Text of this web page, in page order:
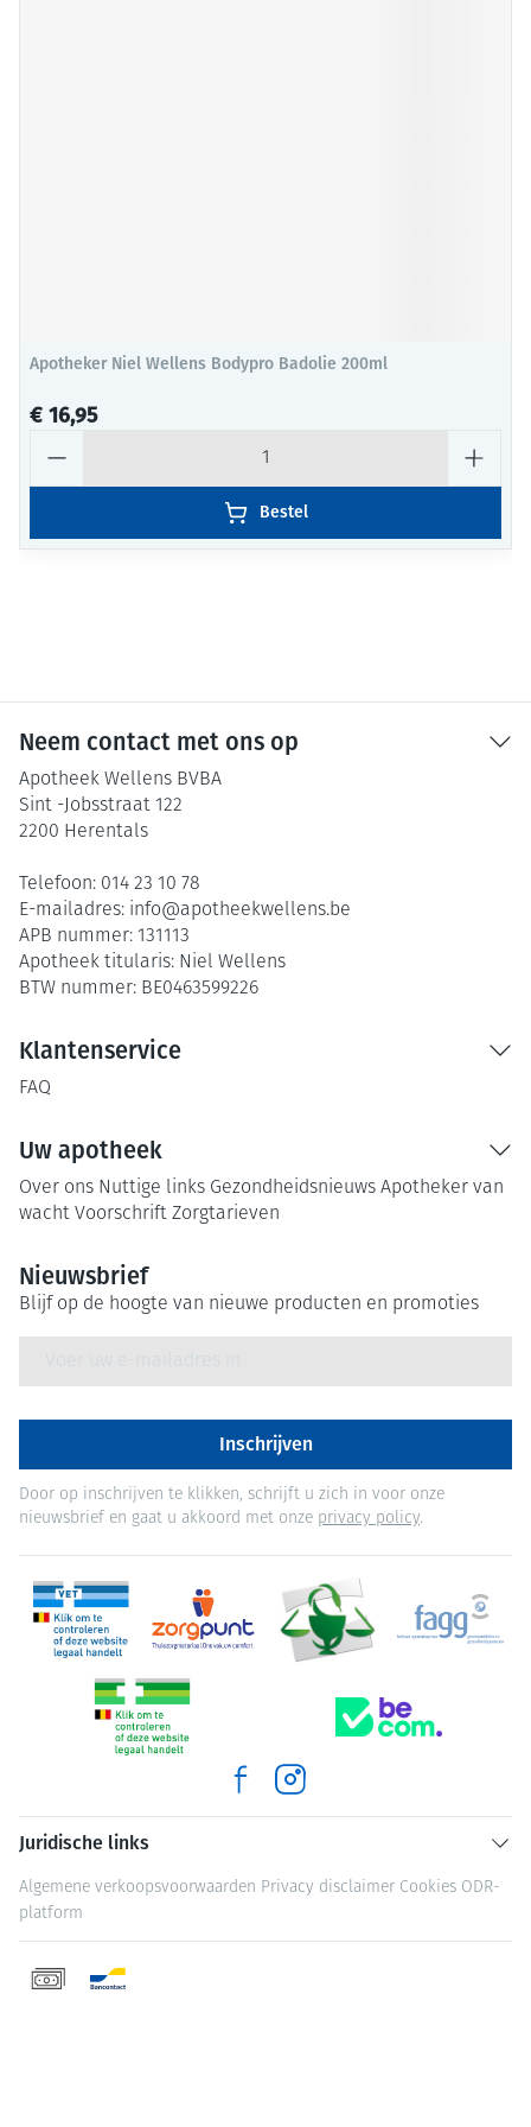
Apotheker Niel Wellens Bodypro Badolie 200ml
€ 16,95
Bestel
Neem contact met ons op
Apotheek Wellens BVBA
Sint -Jobsstraat 122
2200 Herentals
Telefoon: 014 23 10 78
E-mailadres: info@apotheekwellens.be
APB nummer: 131113
Apotheek titularis: Niel Wellens
BTW nummer: BE0463599226
Klantenservice
FAQ
Uw apotheek
Over ons Nuttige links Gezondheidsnieuws Apotheker van
wacht Voorschrift Zorgtarieven
Nieuwsbrief
Blijf op de hoogte van nieuwe producten en promoties
Inschrijven
Door op inschrijven te klikken, schrijft u zich in voor onze
nieuwsbrief en gaat u akkoord met onze privacy policy.
Juridische links
Algemene verkoopsvoorwaarden Privacy disclaimer Cookies ODR-
platform